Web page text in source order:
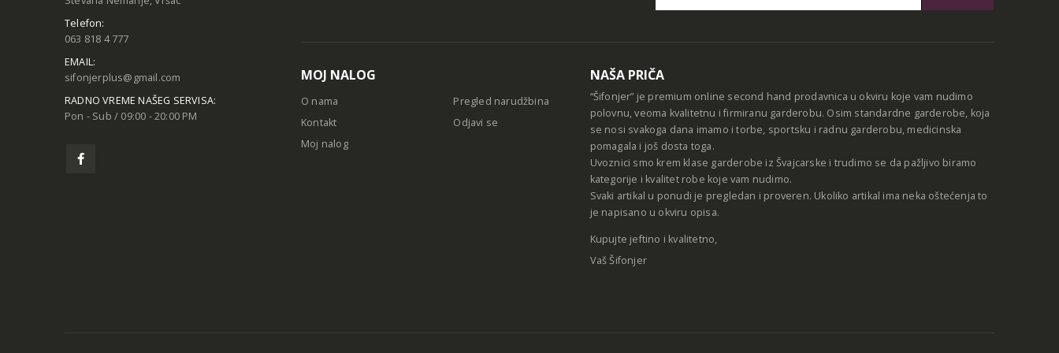
Telefon:
063 818 4 777
EMAIL:
sifonjerplus@gmail.com
RADNO VREME NAŠEG SERVISA:
Pon - Sub / 09:00 - 20:00 PM
MOJ NALOG
O nama
Kontakt
Moj nalog
Pregled narudžbina
Odjavi se
NAŠA PRIČA
“Šifonjer” je premium online second hand prodavnica u okviru koje vam nudimo
polovnu, veoma kvalitetnu i firmiranu garderobu. Osim standardne garderobe, koja
se nosi svakoga dana imamo i torbe, sportsku i radnu garderobu, medicinska
pomagala i još dosta toga.
Uvoznici smo krem klase garderobe iz Švajcarske i trudimo se da pažljivo biramo
kategorije i kvalitet robe koje vam nudimo.
Svaki artikal u ponudi je pregledan i proveren. Ukoliko artikal ima neka oštećenja to
je napisano u okviru opisa.
Kupujte jeftino i kvalitetno,
Vaš Šifonjer